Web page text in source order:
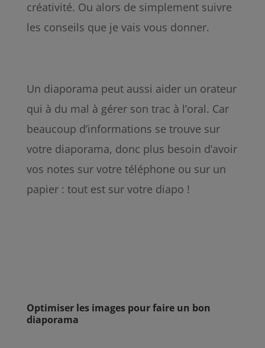
créativité. Ou alors de simplement suivre
les conseils que je vais vous donner.
Un diaporama peut aussi aider un orateur
qui à du mal à gérer son trac à l’oral. Car
beaucoup d’informations se trouve sur
votre diaporama, donc plus besoin d’avoir
vos notes sur votre téléphone ou sur un
papier : tout est sur votre diapo !
Optimiser les images pour faire un bon
diaporama